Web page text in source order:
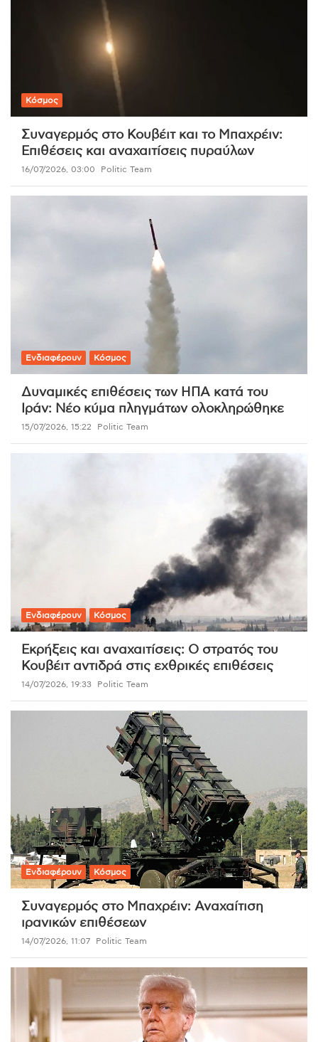
Κόσμος
Συναγερμός στο Κουβέιτ και το Μπαχρέιν:
Επιθέσεις και αναχαιτίσεις πυραύλων
16/07/2026, 03:00 Politic Team
Ενδιαφέρουν Κόσμος
Δυναμικές επιθέσεις των ΗΠΑ κατά του
Ιράν: Νέο κύμα πληγμάτων ολοκληρώθηκε
15/07/2026, 15:22 Politic Team
Ενδιαφέρουν Κόσμος
Εκρήξεις και αναχαιτίσεις: Ο στρατός του
Κουβέιτ αντιδρά στις εχθρικές επιθέσεις
14/07/2026, 19:33 Politic Team
Ενδιαφέρουν Κόσμος
Συναγερμός στο Μπαχρέιν: Αναχαίτιση
ιρανικών επιθέσεων
14/07/2026, 11:07 Politic Team